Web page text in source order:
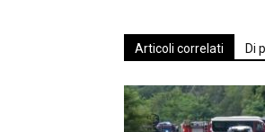
Articoli correlati Di